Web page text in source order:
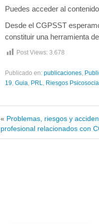
Puedes acceder al
Desde el CGPSST
constituir una herramienta
Post Views: 3.678
Publicado en: publicaciones,
19, Guia, PRL, Riesgos
« Problemas, riesgos y
profesional relacionados con